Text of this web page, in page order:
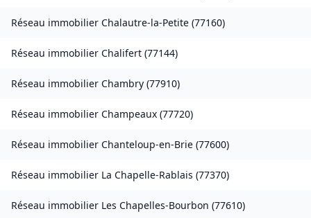
Réseau immobilier Chalautre-la-Petite (77160)
Réseau immobilier Chalifert (77144)
Réseau immobilier Chambry (77910)
Réseau immobilier Champeaux (77720)
Réseau immobilier Chanteloup-en-Brie (77600)
Réseau immobilier La Chapelle-Rablais (77370)
Réseau immobilier Les Chapelles-Bourbon (77610)